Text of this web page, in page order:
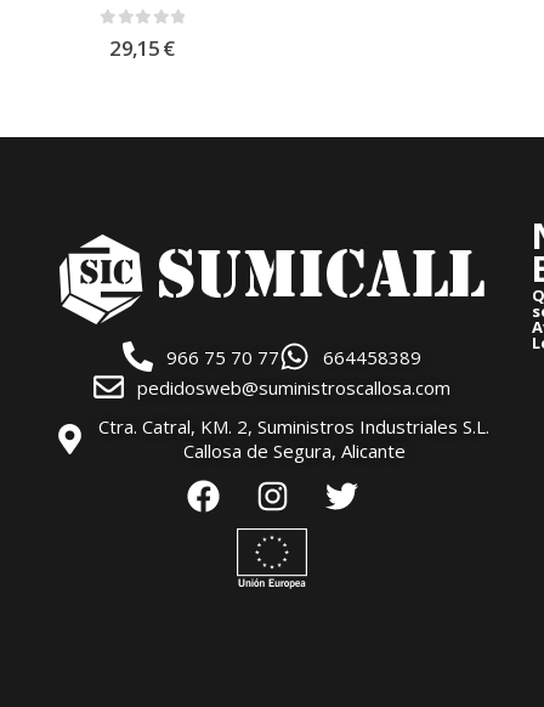
out of 5
29,15€
966 75 70 77
664458389
pedidosweb@suministroscallosa.com
Ctra. Catral, KM. 2, Suministros Industriales S.L.
Callosa de Segura, Alicante